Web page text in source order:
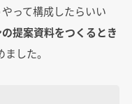
って構成したらいい
提案資料をつくるとき
した。